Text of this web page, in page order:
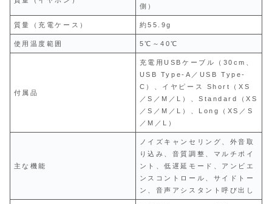
側）
質量（充電ケース） 約55.9g
使用温度範囲 5℃～40℃
付属品
充電用USBケーブル（30cm、
USB Type-A／USB Type-
C）、イヤピース Short（XS
／S／M／L）、Standard（XS
／S／M／L）、Long（XS／S
／M／L）
主な機能
ノイズキャンセリング、外音取
り込み、音質調整、マルチポイ
ント、低遅延モード、アンビエ
ンスコントロール、サイドトー
ン、音声アシスタント呼び出し